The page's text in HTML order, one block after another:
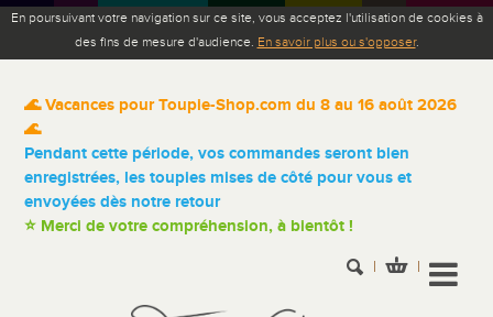
En poursuivant votre navigation sur ce site, vous acceptez l'utilisation de cookies à
des fins de mesure d'audience. En savoir plus ou s'opposer.
🌊 Vacances pour Toupie-Shop.com du 8 au 16 août 2026
🌊
Pendant cette période, vos commandes seront bien
enregistrées, les toupies mises de côté pour vous et
envoyées dès notre retour
⭐ Merci de votre compréhension, à bientôt !